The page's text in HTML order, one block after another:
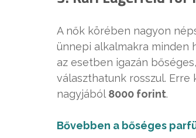
A nők körében nagyon
ünnepi alkalmakra minden
az esetben igazán
választhatunk rosszul. Erre
nagyjából 8000 forint.
Bővebben a bőséges